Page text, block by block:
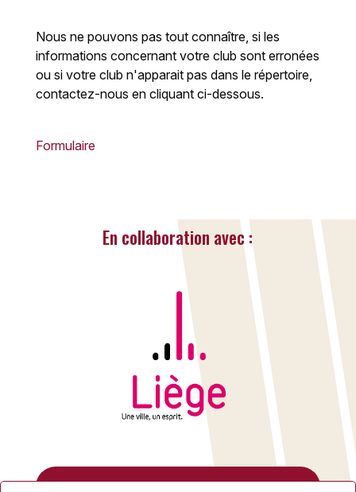
Nous ne pouvons pas tout connaître, si les
informations concernant votre club sont erronées
ou si votre club n'apparait pas dans le répertoire,
contactez-nous en cliquant ci-dessous.
Formulaire
En collaboration avec :